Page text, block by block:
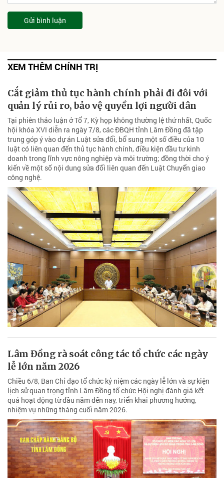
Gửi bình luận
XEM THÊM CHÍNH TRỊ
Cắt giảm thủ tục hành chính phải đi đôi với
quản lý rủi ro, bảo vệ quyền lợi người dân
Tại phiên thảo luận ở Tổ 7, Kỳ họp không thường lệ thứ nhất, Quốc
hội khóa XVI diễn ra ngày 7/8, các ĐBQH tỉnh Lâm Đồng đã tập
trung góp ý vào dự án Luật sửa đổi, bổ sung một số điều của 10
luật có liên quan đến thủ tục hành chính, điều kiện đầu tư kinh
doanh trong lĩnh vực nông nghiệp và môi trường; đồng thời cho ý
kiến về một số nội dung sửa đổi liên quan đến Luật Chuyển giao
công nghệ.
Lâm Đồng rà soát công tác tổ chức các ngày
lễ lớn năm 2026
Chiều 6/8, Ban Chỉ đạo tổ chức kỷ niệm các ngày lễ lớn và sự kiện
lịch sử quan trọng tỉnh Lâm Đồng tổ chức Hội nghị đánh giá kết
quả hoạt động từ đầu năm đến nay, triển khai phương hướng,
nhiệm vụ những tháng cuối năm 2026.